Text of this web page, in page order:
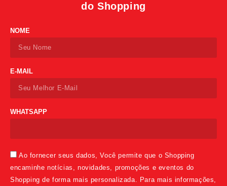
do Shopping
NOME
E-MAIL
WHATSAPP
Ao fornecer seus dados, Você permite que o Shopping
encaminhe notícias, novidades, promoções e eventos do
Shopping de forma mais personalizada. Para mais informações,